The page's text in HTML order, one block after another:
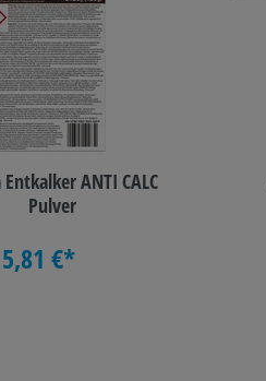
ANTI CALC
Pulver
5,81 €*